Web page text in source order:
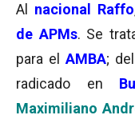
Al nacional Raffo
de APMs. Se
para el AMBA; del
radicado en
Maximiliano